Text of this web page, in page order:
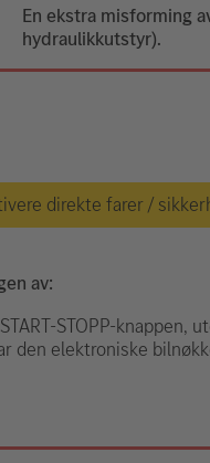
En ekstra misforming
hydraulikkutstyr).
direkte farer /
av:
START-STOPP-
den elektroniske